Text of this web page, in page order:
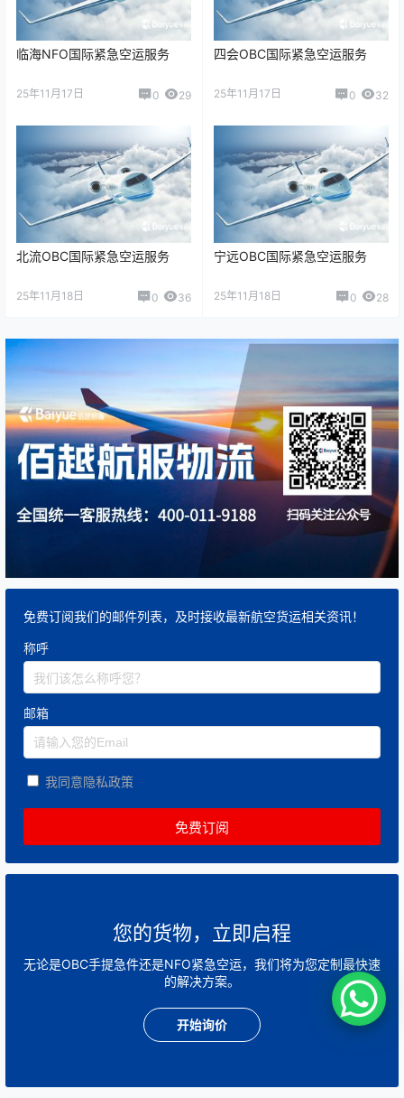
临海NFO国际紧急空运服务
25年11月17日 0 29
四会OBC国际紧急空运服务
25年11月17日 0 32
北流OBC国际紧急空运服务
25年11月18日 0 36
宁远OBC国际紧急空运服务
25年11月18日 0 28
免费订阅我们的邮件列表，及时接收最新航空货运相关资讯！
称呼
邮箱
我同意隐私政策
您的货物，立即启程
无论是OBC手提急件还是NFO紧急空运，我们将为您定制最快速
的解决方案。
开始询价